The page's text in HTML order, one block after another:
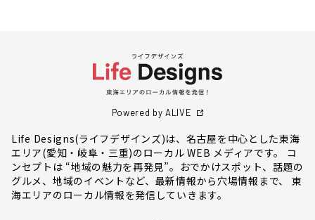
Powered by ALIVE
Life Designs(ライフデザインズ)は、名古屋を中心とした東海
エリア(愛知・岐阜・三重)のローカル WEB メディアです。 コ
ンセプトは “地域の魅力を再発見”。おでかけスポット、話題の
グルメ、地域のイベントなど、最新情報から穴場情報まで、 東
海エリアのローカル情報を発信していきます。